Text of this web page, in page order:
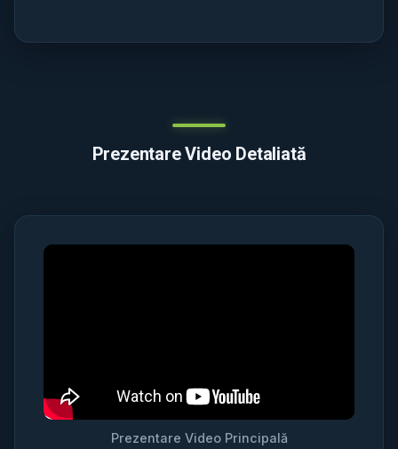
Prezentare Video Detaliată
Prezentare Video Principală